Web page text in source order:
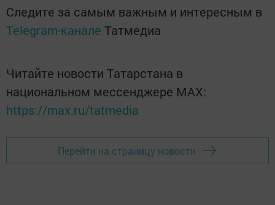
Следите за самым важным и интересным в
Telegram-канале Татмедиа
Читайте новости Татарстана в
национальном мессенджере MАХ:
https://max.ru/tatmedia
Перейти на страницу новости